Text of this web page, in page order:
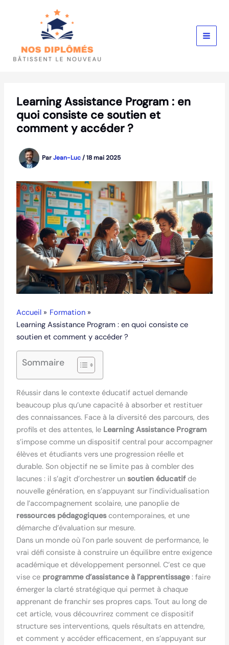
Learning Assistance Program : en
quoi consiste ce soutien et
comment y accéder ?
ParJean-Luc/18 mai 2025
Accueil
Formation
Learning Assistance Program : en quoi consiste ce
soutien et comment y accéder ?
Sommaire
Réussir dans le contexte éducatif actuel demande
beaucoup plus qu’une capacité à absorber et restituer
des connaissances. Face à la diversité des parcours, des
profils et des attentes, le Learning Assistance Program
s’impose comme un dispositif central pour accompagner
élèves et étudiants vers une progression réelle et
durable. Son objectif ne se limite pas à combler des
lacunes : il s’agit d’orchestrer un soutien éducatifde
nouvelle génération, en s’appuyant sur l’individualisation
de l’accompagnement scolaire, une panoplie de
ressources pédagogiquescontemporaines, et une
démarche d’évaluation sur mesure.
Dans un monde où l’on parle souvent de performance, le
vrai défi consiste à construire un équilibre entre exigence
académique et développement personnel. C’est ce que
vise ce programme d’assistance à l’apprentissage: faire
émerger la clarté stratégique qui permet à chaque
apprenant de franchir ses propres caps. Tout au long de
cet article, vous découvrirez comment ce dispositif
structure ses interventions, quels résultats en attendre,
et comment y accéder efficacement, en s’appuyant sur